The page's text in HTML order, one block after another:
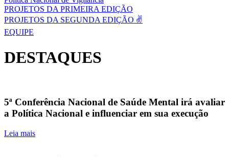
PROJETOS DA PRIMEIRA EDIÇÃO
PROJETOS DA SEGUNDA EDIÇÃO ✌️
EQUIPE
DESTAQUES
5ª Conferência Nacional de Saúde Mental irá avaliar
a Política Nacional e influenciar em sua execução
Leia mais